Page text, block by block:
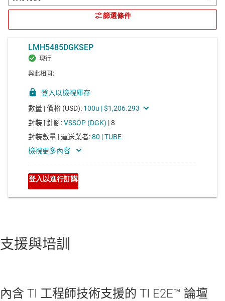
支援與培訓
內含 TI 工程師技術支援的 TI E2E™ 論壇